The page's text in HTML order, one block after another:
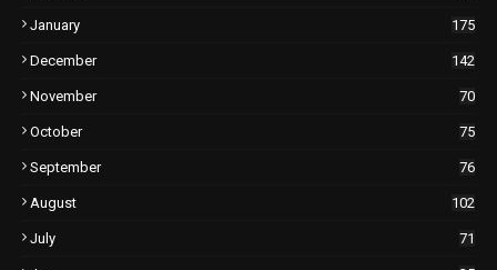
January 175
December 142
November 70
October 75
September 76
August 102
July 71